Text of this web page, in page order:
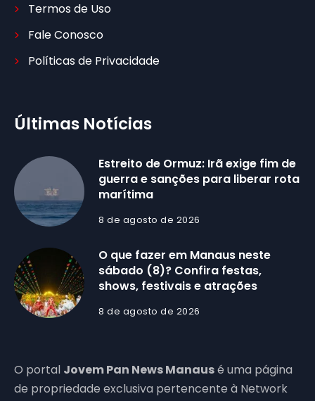
Termos de Uso
Fale Conosco
Políticas de Privacidade
Últimas Notícias
Estreito de Ormuz: Irã exige fim de
guerra e sanções para liberar rota
marítima
8 de agosto de 2026
O que fazer em Manaus neste
sábado (8)? Confira festas,
shows, festivais e atrações
8 de agosto de 2026
O portal Jovem Pan News Manausé uma página
de propriedade exclusiva pertencente à Network